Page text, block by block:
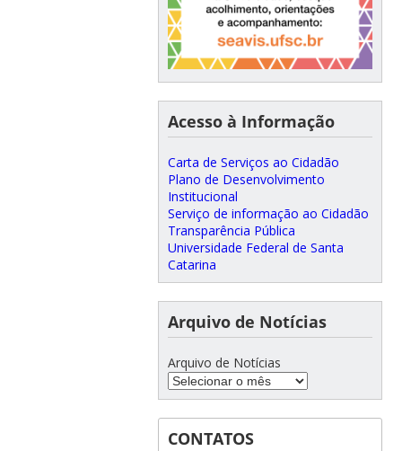
Acesso à Informação
Carta de Serviços ao Cidadão
Plano de Desenvolvimento
Institucional
Serviço de informação ao Cidadão
Transparência Pública
Universidade Federal de Santa
Catarina
Arquivo de Notícias
Arquivo de Notícias
CONTATOS